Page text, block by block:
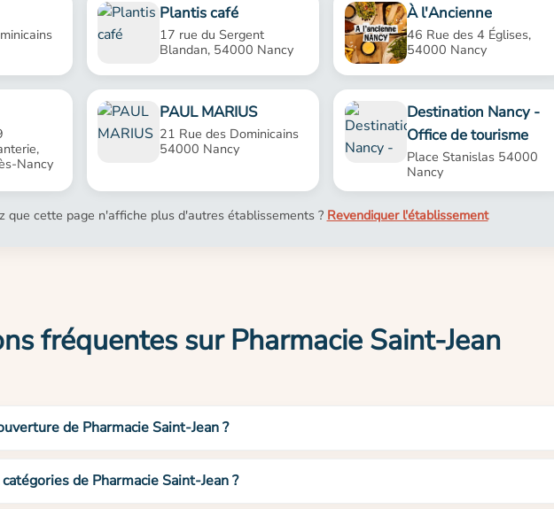
Plantis café
17 rue du Sergent
Blandan, 54000 Nancy
À l'Ancienne
46 Rue des 4 Églises,
54000 Nancy
Nancy
PAUL MARIUS
21 Rue des Dominicains
54000 Nancy
Destination Nancy -
Office de tourisme
Place Stanislas 54000
Nancy
que cette page n'affiche plus d'autres établissements ? Revendiquer l'établissement
fréquentes sur Pharmacie Saint-Jean
de Pharmacie Saint-Jean ?
de Pharmacie Saint-Jean ?